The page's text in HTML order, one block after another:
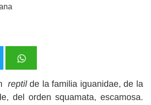
reptilde la familia iguanidae, de la
del orden squamata, escamosa.